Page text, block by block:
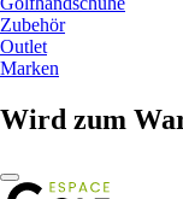
Zubehör
Outlet
Marken
Wird zum